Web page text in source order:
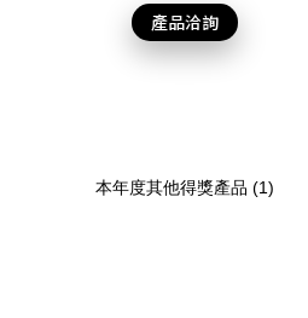
產品洽詢
本年度其他得獎產品 (1)